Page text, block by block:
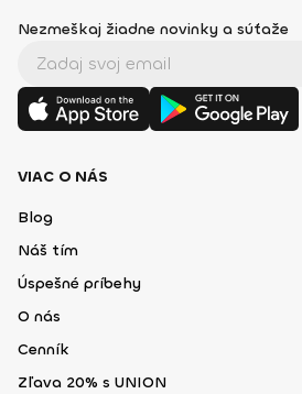
Nezmeškaj žiadne novinky a súťaže
VIAC O NÁS
Blog
Náš tím
Úspešné príbehy
O nás
Cenník
Zľava 20% s UNION